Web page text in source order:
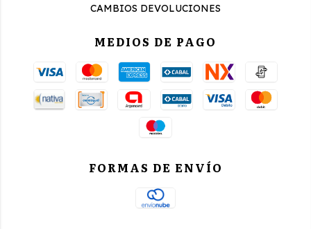
CAMBIOS DEVOLUCIONES
MEDIOS DE PAGO
FORMAS DE ENVÍO